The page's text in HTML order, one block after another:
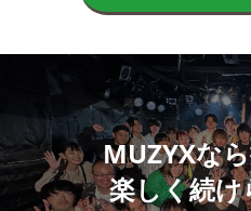
MUZYXな
楽しく続